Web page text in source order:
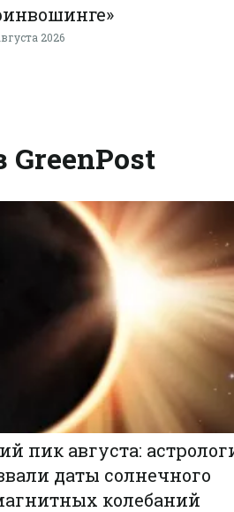
2026
пик августа:
даты солнечного
колебаний